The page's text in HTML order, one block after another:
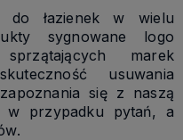
do łazienek w wielu
sygnowane logo
marek
usuwania
się z naszą
przypadku pytań, a